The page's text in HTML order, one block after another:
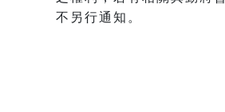
不另行通知。